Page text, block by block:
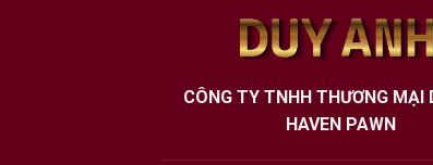
CÔNG TY TNHH THƯƠNG MẠI
HAVEN PAWN